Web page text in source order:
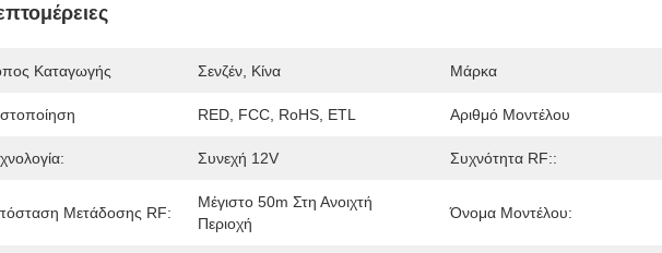
Καταγωγής Σενζέν, Κίνα Μάρκα
RED, FCC, RoHS, ETL Αριθμό Μοντέλου
Συνεχή 12V Συχνότητα RF::
Μετάδοσης RF:
Μέγιστο 50m Στη Ανοιχτή
Περιοχή
Όνομα Μοντέλου: